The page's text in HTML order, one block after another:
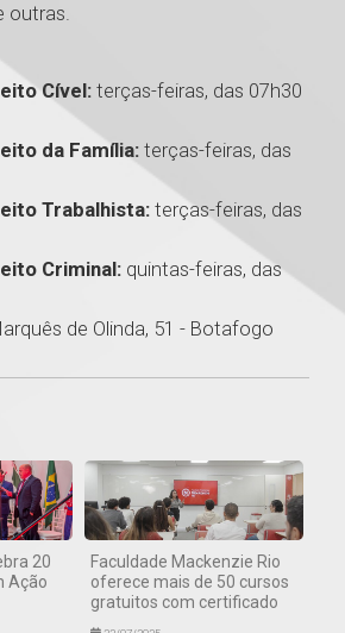
outras.
Cível: terças-feiras, das 07h30
da Família: terças-feiras, das
Trabalhista:terças-feiras, das
Criminal: quintas-feiras, das
de Olinda, 51 - Botafogo
1
20
Ação
Faculdade Mackenzie Rio
oferece mais de 50 cursos
gratuitos com certificado